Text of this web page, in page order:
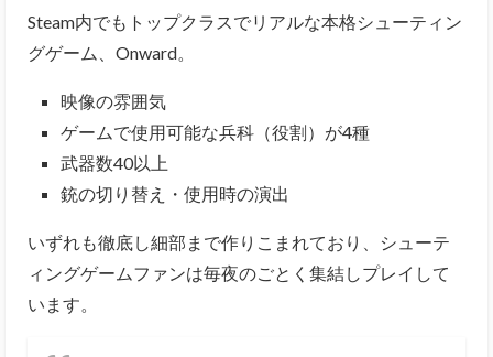
Steam内でもトップクラスでリアルな本格シューティン
グゲーム、Onward。
映像の雰囲気
ゲームで使用可能な兵科（役割）が4種
武器数40以上
銃の切り替え・使用時の演出
いずれも徹底し細部まで作りこまれており、シューテ
ィングゲームファンは毎夜のごとく集結しプレイして
います。